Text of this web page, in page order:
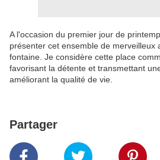
A l'occasion du premier jour de
présenter cet ensemble de merveilleux
fontaine. Je considère cette place
favorisant la détente et transmettant
améliorant la qualité de vie.
Partager